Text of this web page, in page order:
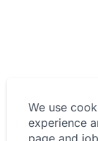
We use
experience
page and